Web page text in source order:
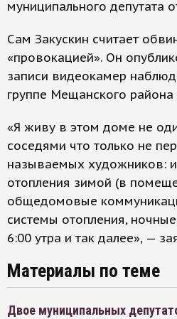
муниципального депутата
Сам Закускин считает
«провокацией». Он
записи видеокамер
группе Мещанского
«Я живу в этом доме не
соседями что только не
называемых художников:
отопления зимой (в
общедомовые
системы отопления,
6:00 утра и так далее», —
Материалы по теме
Двое муниципальных